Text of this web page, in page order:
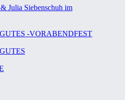
Julia Siebenschuh im
-VORABENDFEST